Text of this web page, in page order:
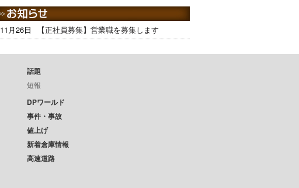
11月26日 【正社員募集】営業職を募集します
話題
短報
DPワールド
事件・事故
値上げ
新着倉庫情報
高速道路